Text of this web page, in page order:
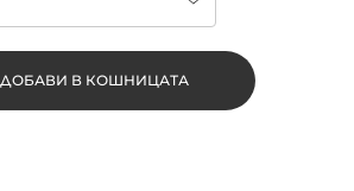
ДОБАВИ В КОШНИЦАТА